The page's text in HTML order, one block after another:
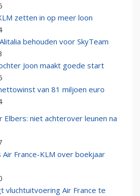
zetten in op meer loon
behouden voor SkyTeam
Joon maakt goede start
van 81 miljoen euro
Elbers: niet achterover leunen na
France-KLM over boekjaar
vluchtuitvoering Air France te